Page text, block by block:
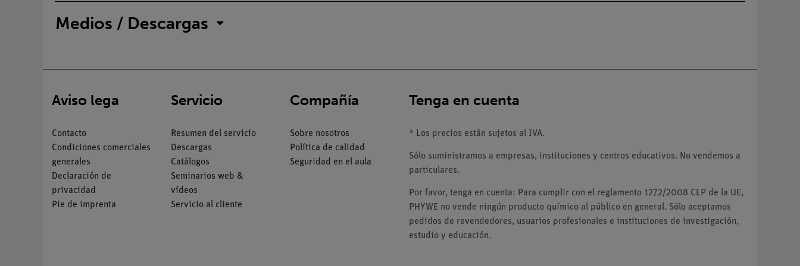
Medios / Descargas
Aviso lega
Contacto
Condiciones comerciales
generales
Declaración de
privacidad
Pie de imprenta
Servicio
Resumen del servicio
Descargas
Catálogos
Seminarios web &
vídeos
Servicio al cliente
Compañía
Sobre nosotros
Política de calidad
Seguridad en el aula
Tenga en cuenta
* Los precios están sujetos al IVA.
Sólo suministramos a empresas, instituciones y centros educativos. No vendemos a
particulares.
Por favor, tenga en cuenta: Para cumplir con el reglamento 1272/2008 CLP de la UE,
PHYWE no vende ningún producto químico al público en general. Sólo aceptamos
pedidos de revendedores, usuarios profesionales e instituciones de investigación,
estudio y educación.